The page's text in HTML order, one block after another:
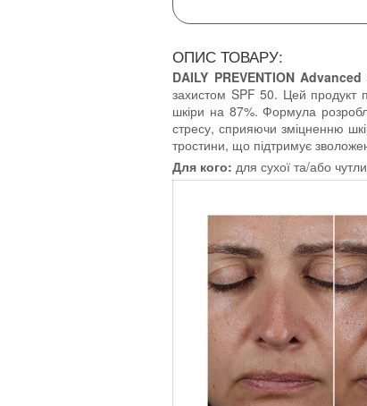
ОПИС ТОВАРУ:
DAILY PREVENTION
захистом SPF 50. Цей продукт
шкіри на 87%. Формула
стресу, сприяючи зміцненню
тростини, що підтримує
Для кого: для сухої та/або